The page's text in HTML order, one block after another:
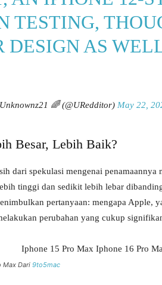
TESTING,
DESIGN AS
🌈 (@URedditor) May 22,
Besar, Lebih Baik?
dari spekulasi mengenai penamaannya
tinggi dan sedikit lebih lebar
pertanyaan: mengapa Apple,
perubahan yang cukup
Max Dari 9to5mac